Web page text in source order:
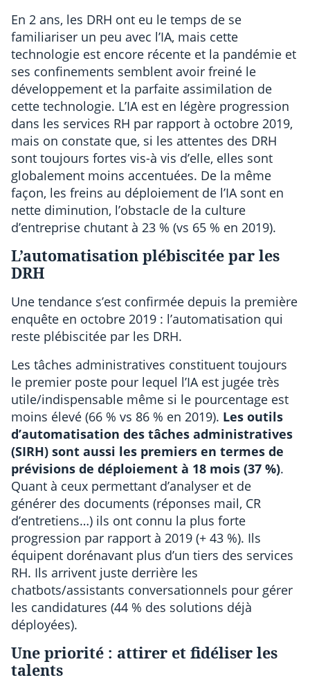
En 2 ans, les DRH ont eu le temps de se
familiariser un peu avec l’IA, mais cette
technologie est encore récente et la pandémie et
ses confinements semblent avoir freiné le
développement et la parfaite assimilation de
cette technologie. L’IA est en légère progression
dans les services RH par rapport à octobre 2019,
mais on constate que, si les attentes des DRH
sont toujours fortes vis-à vis d’elle, elles sont
globalement moins accentuées. De la même
façon, les freins au déploiement de l’IA sont en
nette diminution, l’obstacle de la culture
d’entreprise chutant à 23 % (vs 65 % en 2019).
L’automatisation plébiscitée par les
DRH
Une tendance s’est confirmée depuis la première
enquête en octobre 2019 : l’automatisation qui
reste plébiscitée par les DRH.
Les tâches administratives constituent toujours
le premier poste pour lequel l’IA est jugée très
utile/indispensable même si le pourcentage est
moins élevé (66 % vs 86 % en 2019). Les outils
d’automatisation des tâches administratives
(SIRH) sont aussi les premiers en termes de
prévisions de déploiement à 18 mois (37 %).
Quant à ceux permettant d’analyser et de
générer des documents (réponses mail, CR
d’entretiens…) ils ont connu la plus forte
progression par rapport à 2019 (+ 43 %). Ils
équipent dorénavant plus d’un tiers des services
RH. Ils arrivent juste derrière les
chatbots/assistants conversationnels pour gérer
les candidatures (44 % des solutions déjà
déployées).
Une priorité : attirer et fidéliser les
talents